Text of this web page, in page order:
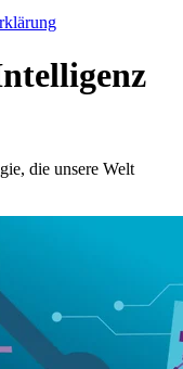
die unsere Welt